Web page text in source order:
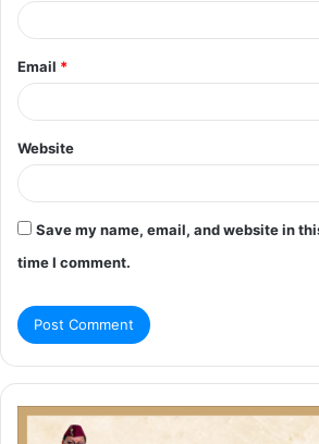
Email *
Website
Save my name, email, and website in
time I comment.